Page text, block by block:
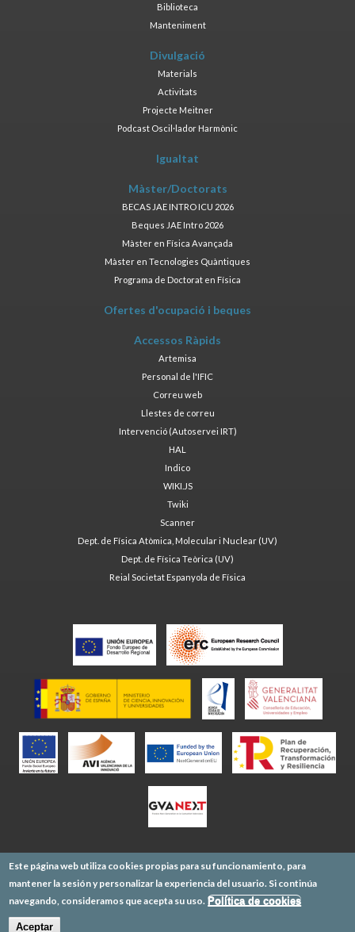
Biblioteca
Manteniment
Divulgació
Materials
Activitats
Projecte Meitner
Podcast Oscil·lador Harmònic
Igualtat
Màster/Doctorats
BECAS JAE INTRO ICU 2026
Beques JAE Intro 2026
Màster en Física Avançada
Màster en Tecnologies Quàntiques
Programa de Doctorat en Física
Ofertes d'ocupació i beques
Accessos Ràpids
Artemisa
Personal de l'IFIC
Correu web
Llestes de correu
Intervenció (Autoservei IRT)
HAL
Indico
WIKI.JS
Twiki
Scanner
Dept. de Física Atòmica, Molecular i Nuclear (UV)
Dept. de Física Teòrica (UV)
Reial Societat Espanyola de Física
Este página web utiliza cookies propias para su funcionamiento, para
mantener la sesión y personalizar la experiencia del usuario. Si continúa
navegando, consideramos que acepta su uso. Política de cookies
Aceptar